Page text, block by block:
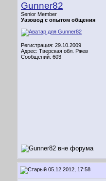
Gunner82
Senior Member
Уазовод с опытом общения
Регистрация: 29.10.2009
Адрес: Тверская обл. Ржев
Сообщений: 603
05.12.2012, 17:58